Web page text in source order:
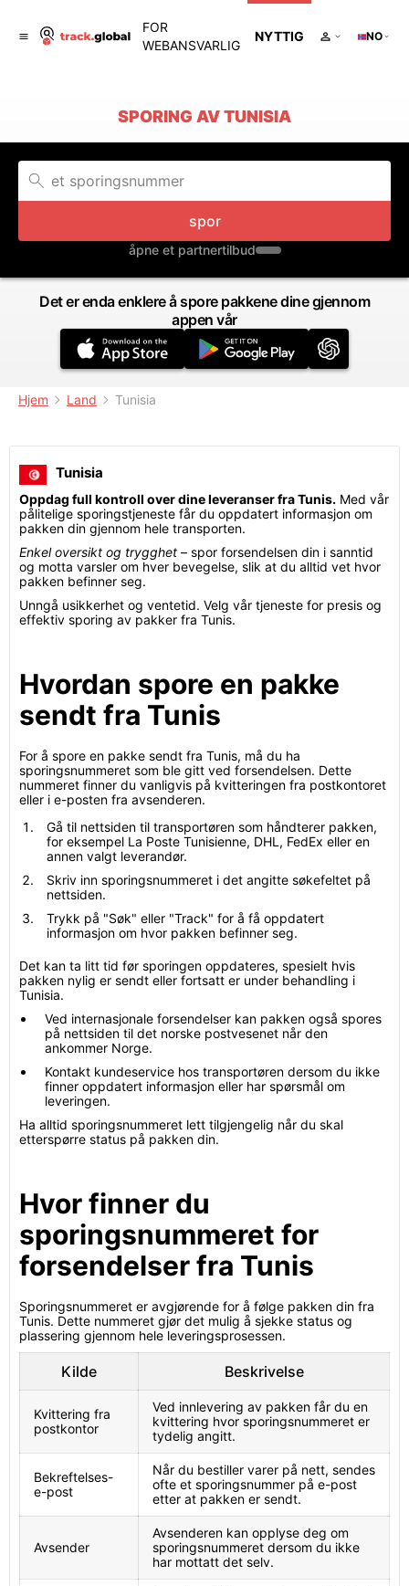
FOR
WEBANSVARLIG
NYTTIG NO
SPORING AV TUNISIA
spor
åpne et partnertilbud
Det er enda enklere å spore pakkene dine gjennom
appen vår
Hjem Land Tunisia
Tunisia
Oppdag full kontroll over dine leveranser fra Tunis. Med vår
pålitelige sporingstjeneste får du oppdatert informasjon om
pakken din gjennom hele transporten.
Enkel oversikt og trygghet – spor forsendelsen din i sanntid
og motta varsler om hver bevegelse, slik at du alltid vet hvor
pakken befinner seg.
Unngå usikkerhet og ventetid. Velg vår tjeneste for presis og
effektiv sporing av pakker fra Tunis.
Hvordan spore en pakke
sendt fra Tunis
For å spore en pakke sendt fra Tunis, må du ha
sporingsnummeret som ble gitt ved forsendelsen. Dette
nummeret finner du vanligvis på kvitteringen fra postkontoret
eller i e-posten fra avsenderen.
Gå til nettsiden til transportøren som håndterer pakken,
for eksempel La Poste Tunisienne, DHL, FedEx eller en
annen valgt leverandør.
Skriv inn sporingsnummeret i det angitte søkefeltet på
nettsiden.
Trykk på "Søk" eller "Track" for å få oppdatert
informasjon om hvor pakken befinner seg.
Det kan ta litt tid før sporingen oppdateres, spesielt hvis
pakken nylig er sendt eller fortsatt er under behandling i
Tunisia.
Ved internasjonale forsendelser kan pakken også spores
på nettsiden til det norske postvesenet når den
ankommer Norge.
Kontakt kundeservice hos transportøren dersom du ikke
finner oppdatert informasjon eller har spørsmål om
leveringen.
Ha alltid sporingsnummeret lett tilgjengelig når du skal
etterspørre status på pakken din.
Hvor finner du
sporingsnummeret for
forsendelser fra Tunis
Sporingsnummeret er avgjørende for å følge pakken din fra
Tunis. Dette nummeret gjør det mulig å sjekke status og
plassering gjennom hele leveringsprosessen.
Kilde Beskrivelse
Kvittering fra
postkontor
Ved innlevering av pakken får du en
kvittering hvor sporingsnummeret er
tydelig angitt.
Bekreftelses-
e-post
Når du bestiller varer på nett, sendes
ofte et sporingsnummer på e-post
etter at pakken er sendt.
Avsender
Avsenderen kan opplyse deg om
sporingsnummeret dersom du ikke
har mottatt det selv.